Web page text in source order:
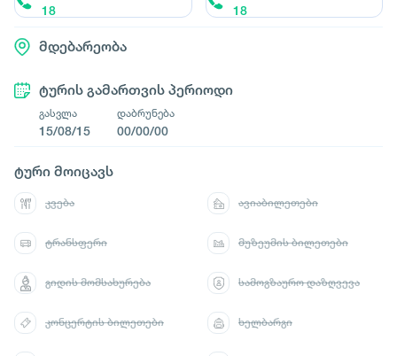
18
18
მდებარეობა
ტურის გამართვის პერიოდი
გასვლა
15/08/15
დაბრუნება
00/00/00
ტური მოიცავს
კვება ავიაბილეთები
ტრანსფერი მუზეუმის ბილეთები
გიდის მომსახურება სამოგზაურო დაზღვევა
კონცერტის ბილეთები ხელბარგი